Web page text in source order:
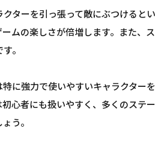
ターを引っ張って敵にぶつけると
ムの楽しさが倍増します。また、
。
に強力で使いやすいキャラクター
心者にも扱いやすく、多くのステ
う。